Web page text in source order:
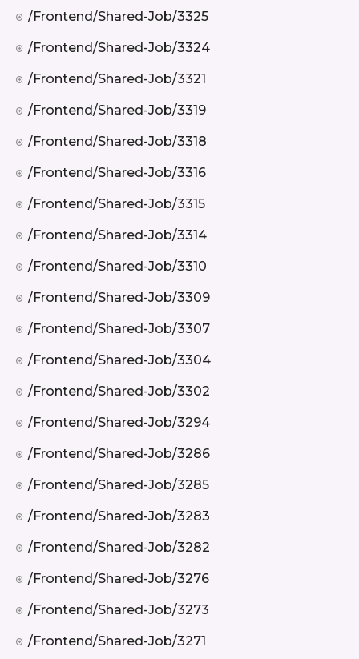
/frontend/shared-Job/3325
/frontend/shared-Job/3324
/frontend/shared-Job/3321
/frontend/shared-Job/3319
/frontend/shared-Job/3318
/frontend/shared-Job/3316
/frontend/shared-Job/3315
/frontend/shared-Job/3314
/frontend/shared-Job/3310
/frontend/shared-Job/3309
/frontend/shared-Job/3307
/frontend/shared-Job/3304
/frontend/shared-Job/3302
/frontend/shared-Job/3294
/frontend/shared-Job/3286
/frontend/shared-Job/3285
/frontend/shared-Job/3283
/frontend/shared-Job/3282
/frontend/shared-Job/3276
/frontend/shared-Job/3273
/frontend/shared-Job/3271